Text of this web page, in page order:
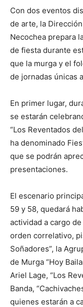
Con dos eventos
de arte, la
Necochea prepara
de fiesta durante
que la murga y el
de jornadas únicas
En primer lugar,
se estarán
“Los Reventados
ha denominado
que se podrán
presentaciones.
El escenario
59 y 58, quedará
actividad a cargo de
orden correlativo,
Soñadores”, la
de Murga “Hoy
Ariel Lage, “Los
Banda,
quienes estarán a